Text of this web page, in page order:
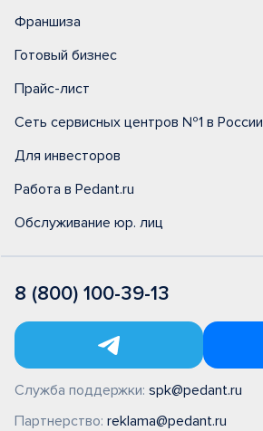
Франшиза
Готовый бизнес
Прайс-лист
Сеть сервисных центров №1 в России
Для инвесторов
Работа в Pedant.ru
Обслуживание юр. лиц
8 (800) 100-39-13
Служба поддержки: spk@pedant.ru
Партнерство: reklama@pedant.ru